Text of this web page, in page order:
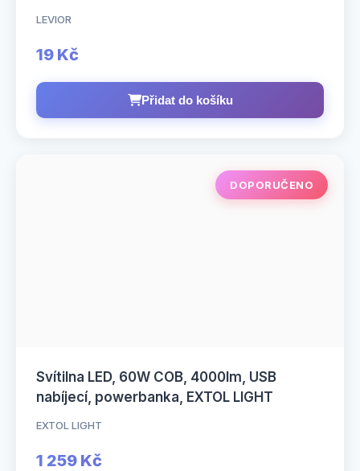
LEVIOR
19 Kč
Přidat do košíku
DOPORUČENO
Svítilna LED, 60W COB, 4000lm, USB
nabíjecí, powerbanka, EXTOL LIGHT
EXTOL LIGHT
1 259 Kč